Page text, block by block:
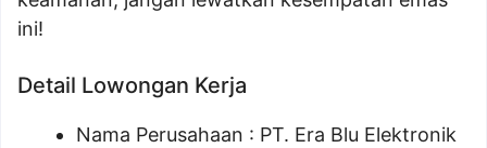
ini!
Detail Lowongan Kerja
Nama Perusahaan : PT. Era Blu Elektronik